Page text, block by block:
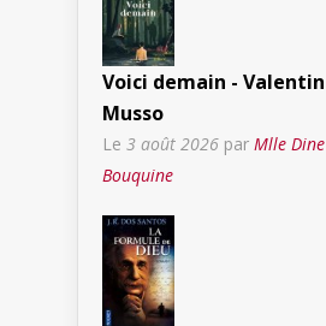
Voici demain - Valentin
Musso
Le 3 août 2026 par Mlle Dine
Bouquine